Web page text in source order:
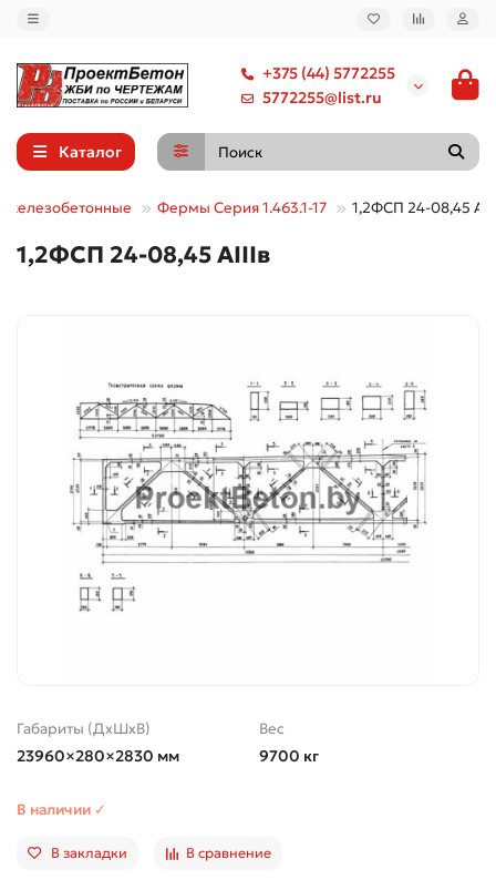
+375 (44) 5772255
5772255@list.ru
Каталог
Фермы Серия 1.463.1-17 1,2ФСП 24-08,45
1,2ФСП 24-08,45 АIIIв
Габариты (ДхШхВ)
23960×280×2830 мм
Вес
9700 кг
В наличии ✓
В закладки В сравнение